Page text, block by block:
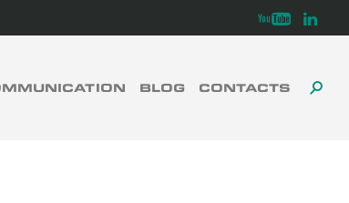
Youtube
BLOG CONTACTS
FERMER